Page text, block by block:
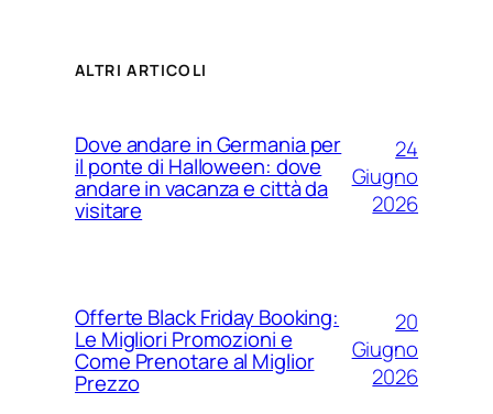
ALTRI ARTICOLI
Dove andare in Germania per
il ponte di Halloween: dove
andare in vacanza e città da
visitare
24
Giugno
2026
Offerte Black Friday Booking:
Le Migliori Promozioni e
Come Prenotare al Miglior
Prezzo
20
Giugno
2026